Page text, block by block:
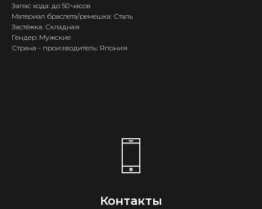
Запас хода: до 50 часов
Материал браслета/ремешка: Сталь
Застёжка: Складная
Гендер: Мужские
Страна - производитель: Япония
Контакты